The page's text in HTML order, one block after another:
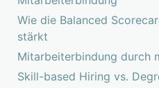
Wie die Balanced
stärkt
Mitarbeiterbindung durch
Skill-based Hiring vs.